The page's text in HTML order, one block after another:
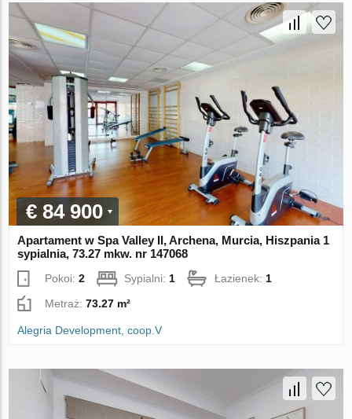
€ 84 900
Apartament w Spa Valley II, Archena, Murcia, Hiszpania 1
sypialnia, 73.27 mkw. nr 147068
Pokoi:2 Sypialni: 1 Łazienek: 1
Metraż:73.27 m²
Alegria Development, coop.V